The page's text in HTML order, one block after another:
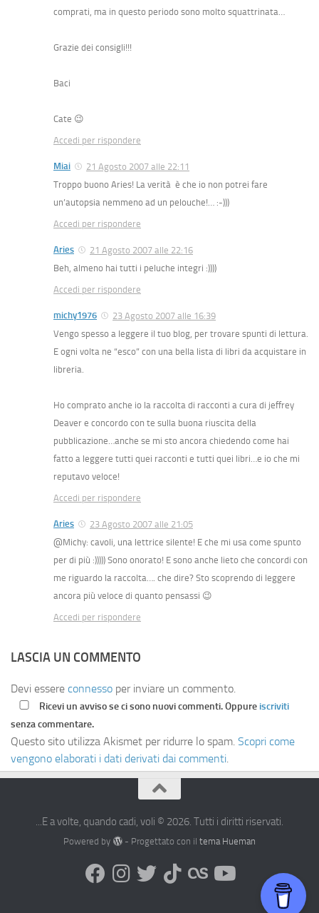
comprati, ma in questo periodo sono molto squattrinata…
Grazie dei consigli!!!
Baci
Cate 😉
Accedi per rispondere
Miai
21 Agosto 2007 alle 22:11
Troppo buono Aries! La verità è che io non potrei fare
un’autopsia nemmeno ad un pelouche!… :-)))
Accedi per rispondere
Aries
21 Agosto 2007 alle 22:16
Beh, almeno hai tutti i peluche integri :))))
Accedi per rispondere
michy1976
23 Agosto 2007 alle 16:39
Vengo spesso a leggere il tuo blog, per trovare spunti di lettura.
E ogni volta ne “esco” con una bella lista di libri da acquistare in
libreria.
Ho comprato anche io la raccolta di racconti a cura di jeffrey
Deaver e concordo con te sulla buona riuscita della
pubblicazione…anche se mi sto ancora chiedendo come hai
fatto a leggere tutti quei racconti e tutti quei libri…e io che mi
reputavo veloce!
Accedi per rispondere
Aries
23 Agosto 2007 alle 21:05
@Michy: cavoli, una lettrice silente! E che mi usa come spunto
per di più :))))) Sono onorato! E sono anche lieto che concordi con
me riguardo la raccolta…. che dire? Sto scoprendo di leggere
ancora più veloce di quanto pensassi 😉
Accedi per rispondere
LASCIA UN COMMENTO
Devi essere connesso per inviare un commento.
Ricevi un avviso se ci sono nuovi commenti. Oppure iscriviti
senza commentare.
Questo sito utilizza Akismet per ridurre lo spam. Scopri come
vengono elaborati i dati derivati dai commenti
...E a volte, quando cadi, voli © 2026. Tutti i diritti riservati.
Powered by - Progettato con il tema Hueman